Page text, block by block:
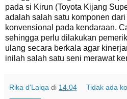
pada si Kirun (Toyota Kijang
adalah salah satu komponen
konvensional pada kendaraan.
sehingga perlu dilakukan
ulang secara berkala agar
inilah salah satu seni merawat
Rika d'Laiqa di 14.04 Tidak ada